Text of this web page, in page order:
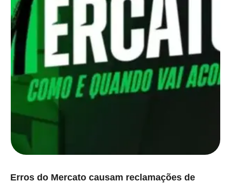
Erros do Mercato causam reclamações de